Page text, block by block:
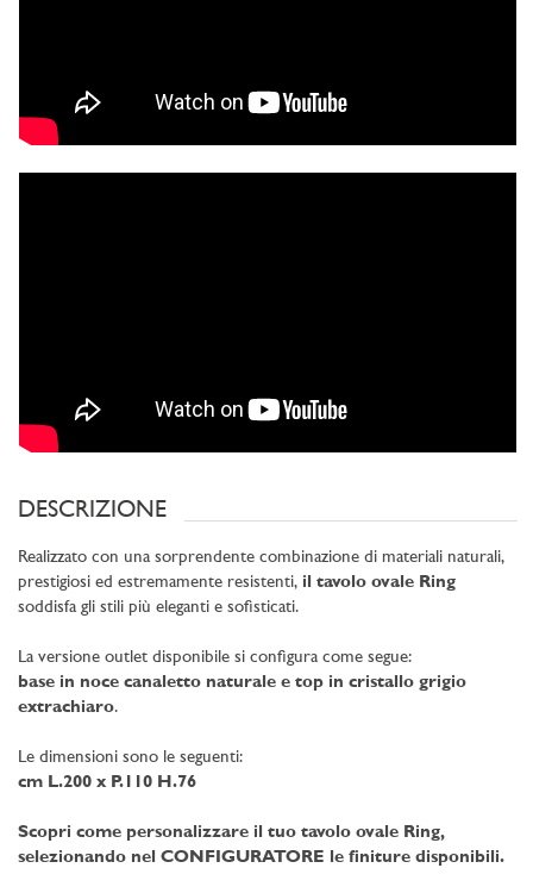
DESCRIZIONE
Realizzato con una sorprendente combinazione di materiali naturali,
prestigiosi ed estremamente resistenti, il tavolo ovale Ring
soddisfa gli stili più eleganti e sofisticati.
La versione outlet disponibile si configura come segue:
base in noce canaletto naturale e top in cristallo grigio
extrachiaro.
Le dimensioni sono le seguenti:
cm L.200 x P.110 H.76
Scopri come personalizzare il tuo tavolo ovale Ring,
selezionando nel CONFIGURATORE le finiture disponibili.